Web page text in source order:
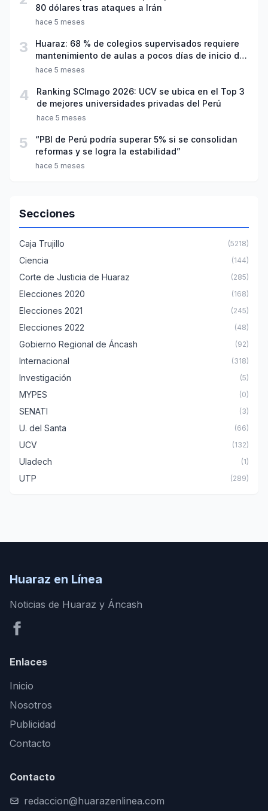
80 dólares tras ataques a Irán
hace 5 meses
3
Huaraz: 68 % de colegios supervisados requiere
mantenimiento de aulas a pocos días de inicio del
año escolar 2026
hace 5 meses
4
Ranking SCImago 2026: UCV se ubica en el Top 3
de mejores universidades privadas del Perú
hace 5 meses
5
“PBI de Perú podría superar 5% si se consolidan
reformas y se logra la estabilidad”
hace 5 meses
Secciones
Caja Trujillo (5218)
Ciencia (144)
Corte de Justicia de Huaraz (285)
Elecciones 2020 (168)
Elecciones 2021 (245)
Elecciones 2022 (48)
Gobierno Regional de Áncash (92)
Internacional (318)
Investigación (5)
MYPES (0)
SENATI (3)
U. del Santa (66)
UCV (132)
Uladech (1)
UTP (289)
Huaraz en Línea
Noticias de Huaraz y Áncash
Enlaces
Inicio
Nosotros
Publicidad
Contacto
Contacto
redaccion@huarazenlinea.com